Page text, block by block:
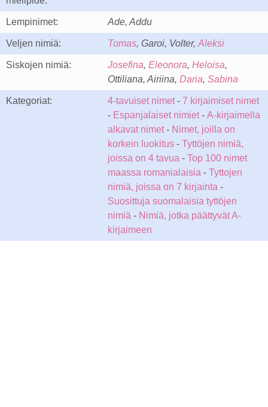
Lempinimet: Ade, Addu
Veljen nimiä: Tomas, Garoi, Volter, Aleksi
Siskojen nimiä: Josefina, Eleonora, Heloisa,
Ottiliana, Airiina, Daria, Sabina
Kategoriat: 4-tavuiset nimet- 7 kirjaimiset nimet
- Espanjalaiset nimiet- A-kirjaimella
alkavat nimet- Nimet, joilla on
korkein luokitus - Tyttöjen nimiä,
joissa on 4 tavua - Top 100 nimet
maassa romanialaisia - Tyttojen
nimiä, joissa on 7 kirjainta -
Suosittuja suomalaisia tyttöjen
nimiä - Nimiä, jotka päättyvät A-
kirjaimeen